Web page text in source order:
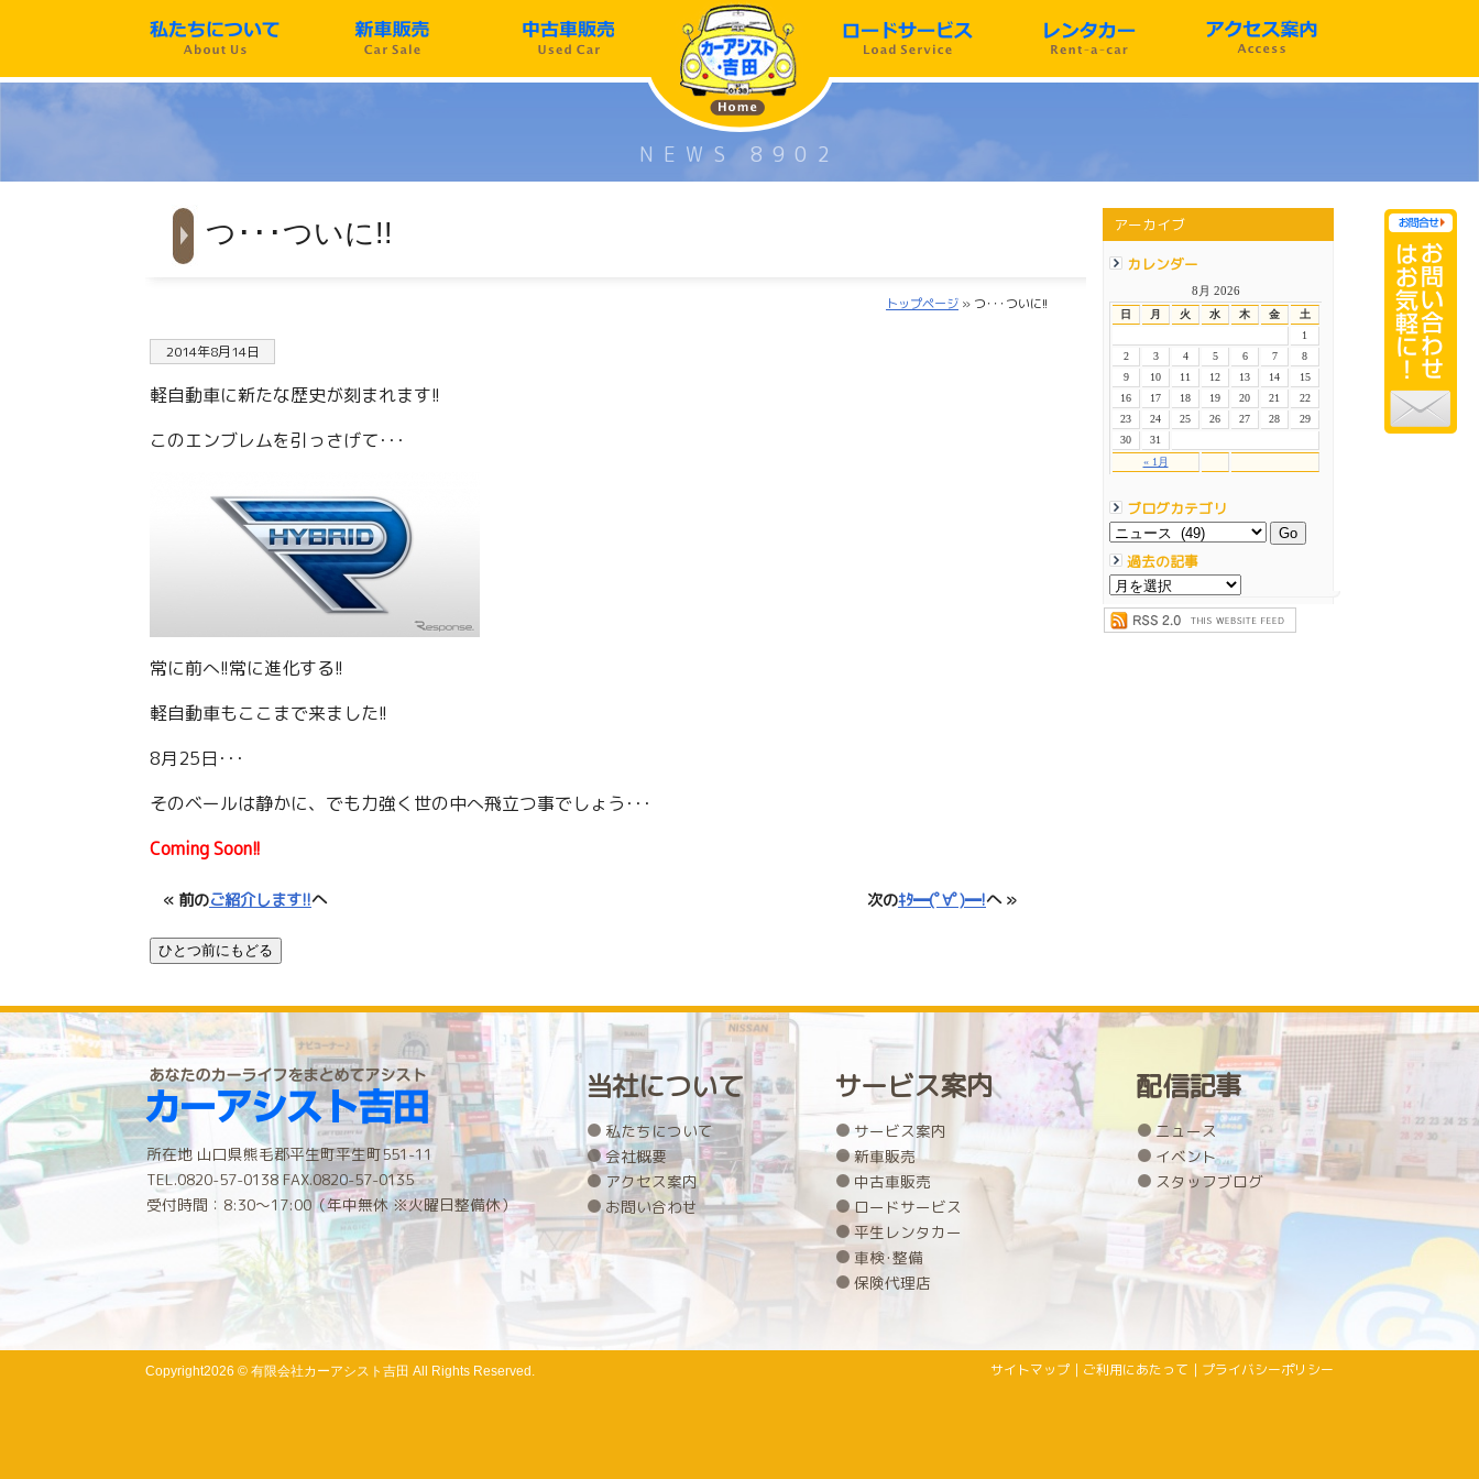
NEWS 8902
アーカイブ
カレンダー
8月 2026
日 月 火 水 木 金 土
« 1月
1
2
3 4 5 6 7
8
9
10 11 12 13 14
15
16
17 18 19 20 21
22
23
24 25 26 27 28
29
30
31
ブログカテゴリ
過去の記事
つ･･･ついに!!
トップページ » つ･･･ついに!!
2014年8月14日
軽自動車に新たな歴史が刻まれます!!
このエンブレムを引っさげて･･･
常に前へ!!常に進化する!!
軽自動車もここまで来ました!!
8月25日･･･
そのベールは静かに、でも力強く世の中へ飛立つ事でしょう･･･
Coming Soon!!
« 前のご紹介します!!へ 次のｷﾀ━(ﾟ∀ﾟ)━!へ »
所在地 山口県熊毛郡平生町平生町551-11
TEL.0820-57-0138 FAX.0820-57-0135
受付時間：8:30〜17:00（年中無休 ※火曜日整備休）
当社について
私たちについて
会社概要
アクセス案内
お問い合わせ
サービス案内
サービス案内
新車販売
中古車販売
ロードサービス
平生レンタカー
車検･整備
保険代理店
配信記事
ニュース
イベント
スタッフブログ
Copyright2026 © 有限会社カーアシスト吉田 All Rights Reserved. サイトマップ ｜ ご利用にあたって ｜ プライバシーポリシー